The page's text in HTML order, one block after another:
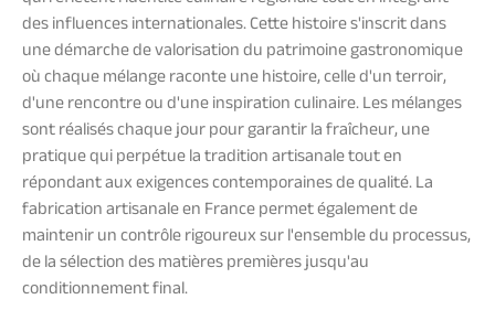
des influences internationales. Cette histoire s'inscrit dans
une démarche de valorisation du patrimoine gastronomique
où chaque mélange raconte une histoire, celle d'un terroir,
d'une rencontre ou d'une inspiration culinaire. Les mélanges
sont réalisés chaque jour pour garantir la fraîcheur, une
pratique qui perpétue la tradition artisanale tout en
répondant aux exigences contemporaines de qualité. La
fabrication artisanale en France permet également de
maintenir un contrôle rigoureux sur l'ensemble du processus,
de la sélection des matières premières jusqu'au
conditionnement final.